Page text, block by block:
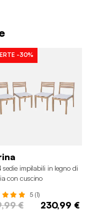
-30%
sedie impilabili in legno di
con cuscino
5 (1)
€ 230,99 €